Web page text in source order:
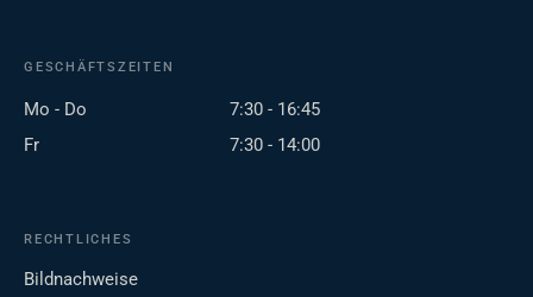
GESCHÄFTSZEITEN
Mo - Do
7:30 - 16:45
Fr
7:30 - 14:00
RECHTLICHES
Bildnachweise